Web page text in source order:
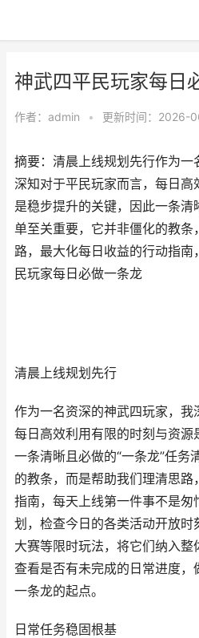
神武四平民玩家每日
作者： admin • 更新时间：2026-
摘要：清晨上线规划先行作为
深知对于平民玩家而言，每日
是稳步提升的关键，因此一条清
单至关重要，它并非僵化的教条
路，最大化每日收益的行动指
民玩家每日必做一条龙
清晨上线规划先行
作为一名资深的神武四玩家，我
每日高效利用有限的时刻与资
一条清晰且必做的“一条龙”任务
的教条，而是帮助我们理清思
指南，每天上线第一件事不是
划，检查今日的各类活动开放
大赛等限时玩法，将它们纳入
查看是否有未完成的日常进度
一条龙的起点。
日常任务稳固根基